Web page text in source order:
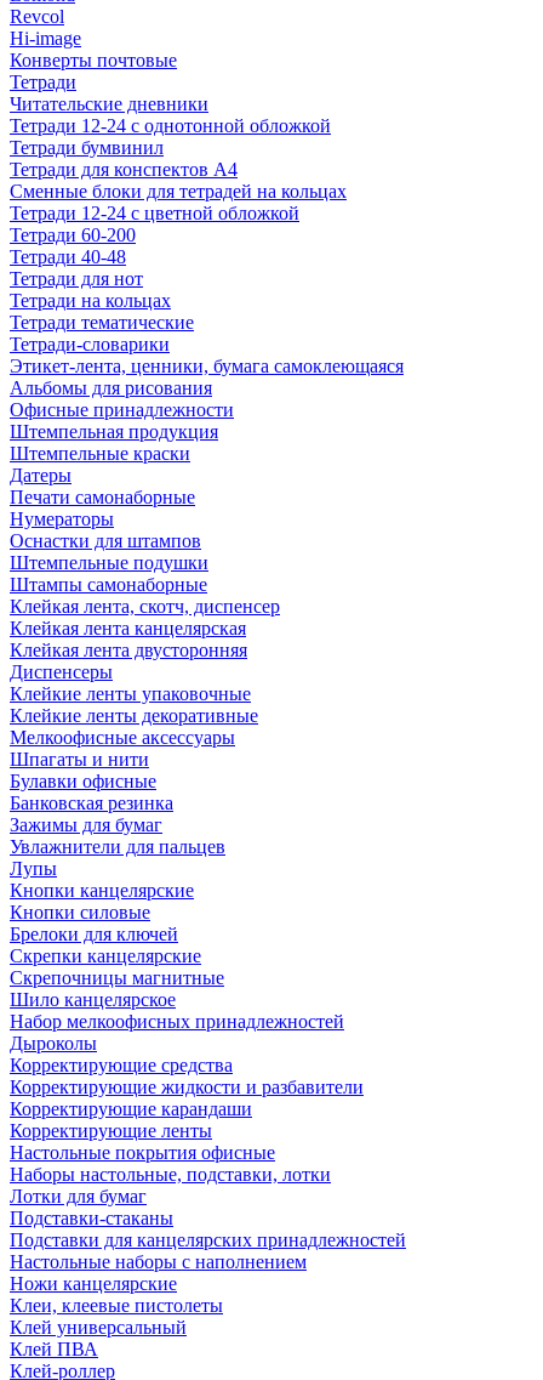
Revcol
Hi-image
Конверты почтовые
Тетради
Читательские дневники
Тетради 12-24 с однотонной обложкой
Тетради бумвинил
Тетради для конспектов А4
Сменные блоки для тетрадей на кольцах
Тетради 12-24 с цветной обложкой
Тетради 60-200
Тетради 40-48
Тетради для нот
Тетради на кольцах
Тетради тематические
Тетради-словарики
Этикет-лента, ценники, бумага самоклеющаяся
Альбомы для рисования
Офисные принадлежности
Штемпельная продукция
Штемпельные краски
Датеры
Печати самонаборные
Нумераторы
Оснастки для штампов
Штемпельные подушки
Штампы самонаборные
Клейкая лента, скотч, диспенсер
Клейкая лента канцелярская
Клейкая лента двусторонняя
Диспенсеры
Клейкие ленты упаковочные
Клейкие ленты декоративные
Мелкоофисные аксессуары
Шпагаты и нити
Булавки офисные
Банковская резинка
Зажимы для бумаг
Увлажнители для пальцев
Лупы
Кнопки канцелярские
Кнопки силовые
Брелоки для ключей
Скрепки канцелярские
Скрепочницы магнитные
Шило канцелярское
Набор мелкоофисных принадлежностей
Дыроколы
Корректирующие средства
Корректирующие жидкости и разбавители
Корректирующие карандаши
Корректирующие ленты
Настольные покрытия офисные
Наборы настольные, подставки, лотки
Лотки для бумаг
Подставки-стаканы
Подставки для канцелярских принадлежностей
Настольные наборы с наполнением
Ножи канцелярские
Клеи, клеевые пистолеты
Клей универсальный
Клей ПВА
Клей-роллер